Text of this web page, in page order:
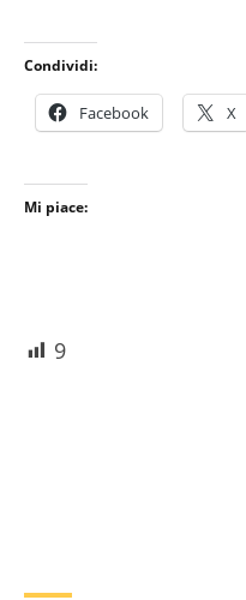
Condividi:
Facebook X
Mi piace:
9